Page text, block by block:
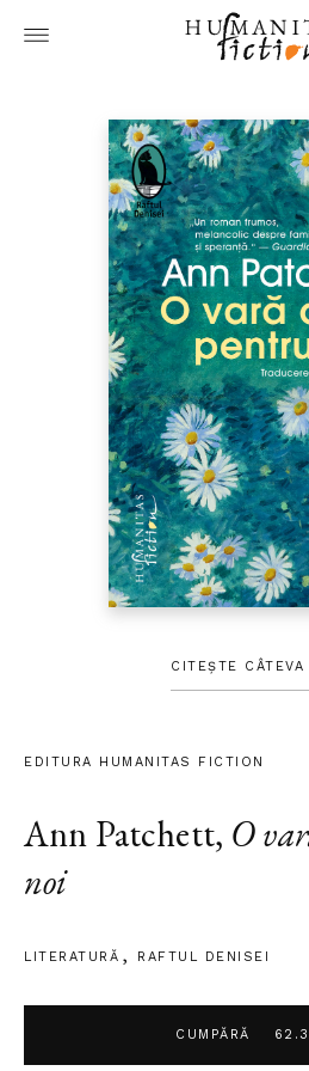
CITEȘTE CÂTEVA
EDITURA HUMANITAS FICTION
Ann Patchett, O
noi
LITERATURĂ RAFTUL DENISEI
CUMPĂRĂ